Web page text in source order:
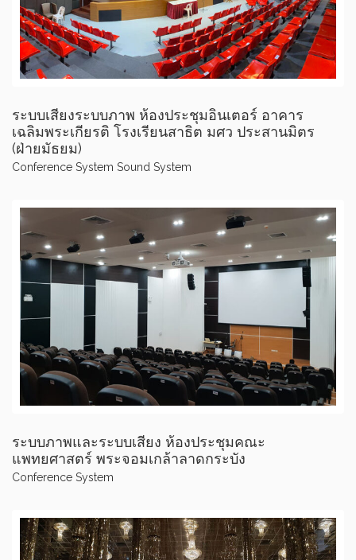
ระบบเสียงระบบภาพ ห้องประชุมอินเตอร์ อาคาร
เฉลิมพระเกียรติ โรงเรียนสาธิต มศว ประสานมิตร
(ฝ่ายมัธยม)
Conference System Sound System
ระบบภาพและระบบเสียง ห้องประชุมคณะ
แพทยศาสตร์ พระจอมเกล้าลาดกระบัง
Conference System